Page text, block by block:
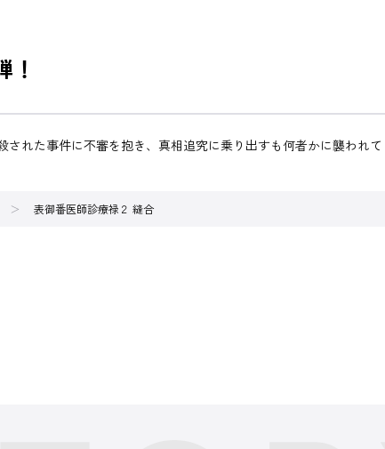
された事件に不審を抱き、真相追究に乗り出すも何者かに襲わ
表御番医師診療禄２ 縫合